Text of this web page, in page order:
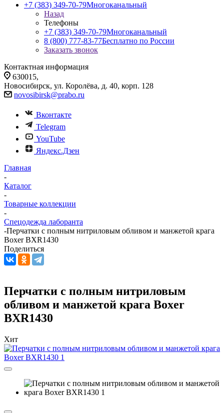
+7 (383) 349-70-79Многоканальный
Назад
Телефоны
+7 (383) 349-70-79Многоканальный
8 (800) 777-83-77Бесплатно по России
Заказать звонок
Контактная информация
630015,
Новосибирск, ул. Королёва, д. 40, корп. 128
novosibirsk@prabo.ru
Вконтакте
Telegram
YouTube
Яндекс.Дзен
Главная
-
Каталог
-
Товарные коллекции
-
Спецодежда лаборанта
-Перчатки с полным нитриловым обливом и манжетой крага
Boxer BXR1430
Поделиться
Перчатки с полным нитриловым
обливом и манжетой крага Boxer
BXR1430
Хит